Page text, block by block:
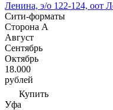
Ленина, э/о 122-124, оот
Сити-форматы
Сторона А
Август
Сентябрь
Октябрь
18.000
рублей
Купить
Уфа